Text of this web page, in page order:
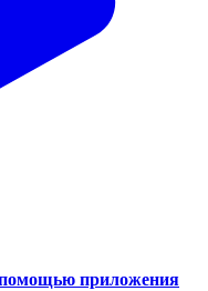
помощью приложения